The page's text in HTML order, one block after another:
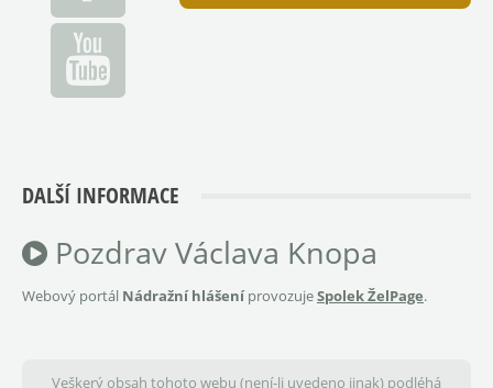
DALŠÍ INFORMACE
Pozdrav Václava Knopa
Webový portál Nádražní hlášeníprovozujeSpolek ŽelPage.
Veškerý obsah tohoto webu (není-li uvedeno jinak) podléhá